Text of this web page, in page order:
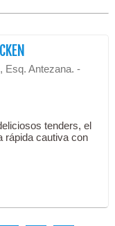
Esq. Antezana. -
tenders, el
rápida cautiva con